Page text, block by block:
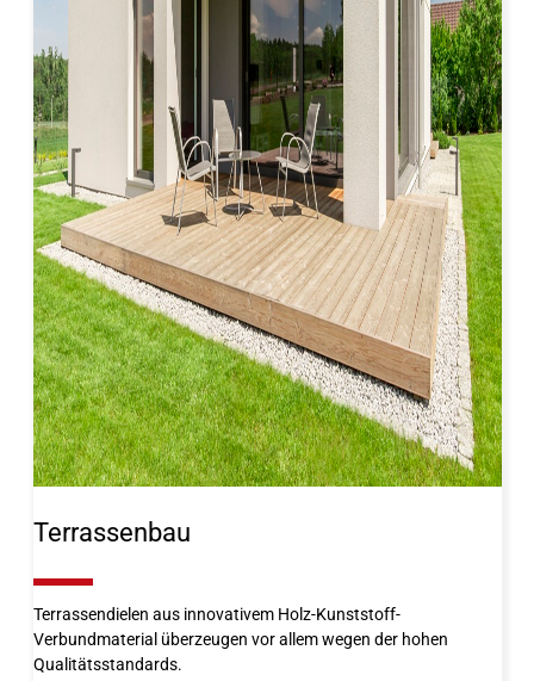
Terrassenbau
Terrassendielen aus innovativem Holz-Kunststoff-
Verbundmaterial überzeugen vor allem wegen der hohen
Qualitätsstandards.